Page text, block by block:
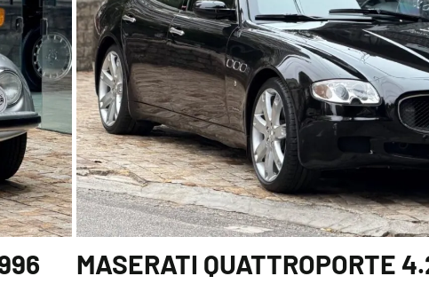
MASERATI QUATTROPORTE